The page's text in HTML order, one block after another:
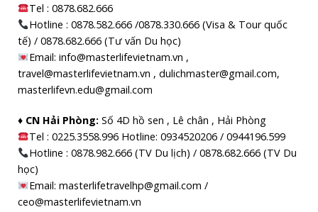
Tel :0878.682.666
Hotline : 0878.582.666 /0878.330.666 (Visa & Tour quốc
tế) / 0878.682.666 (Tư vấn Du học)
Email: info@masterlifevietnam.vn ,
travel@masterlifevietnam.vn , dulichmaster@gmail.com,
masterlifevn.edu@gmail.com
♦ CN Hải Phòng: Số 4D hồ sen , Lê chân , Hải Phòng
Tel : 0225.3558.996 Hotline: 0934520206 / 0944196.599
Hotline : 0878.982.666 (TV Du lịch) / 0878.682.666 (TV Du
học)
Email: masterlifetravelhp@gmail.com /
ceo@masterlifevietnam.vn